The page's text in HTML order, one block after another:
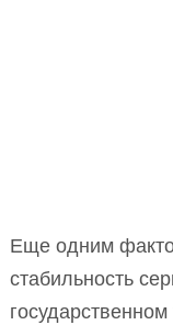
Еще одним
стабильность